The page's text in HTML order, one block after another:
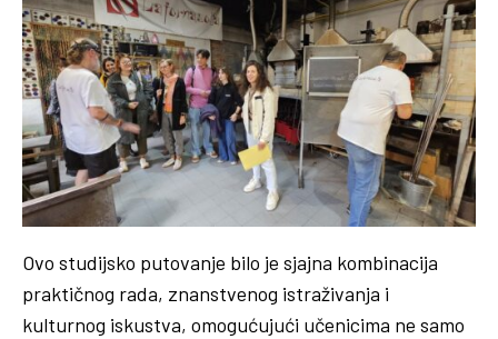
Ovo studijsko putovanje bilo je sjajna kombinacija
praktičnog rada, znanstvenog istraživanja i
kulturnog iskustva, omogućujući učenicima ne samo